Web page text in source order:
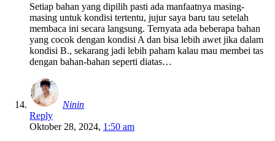
Setiap bahan yang dipilih pasti ada manfaatnya masing-
masing untuk kondisi tertentu, jujur saya baru tau setelah
membaca ini secara langsung. Ternyata ada beberapa bahan
yang cocok dengan kondisi A dan bisa lebih awet jika dalam
kondisi B., sekarang jadi lebih paham kalau mau membei tas
dengan bahan-bahan seperti diatas…
Ninin
Reply
Oktober 28, 2024, 1:50 am